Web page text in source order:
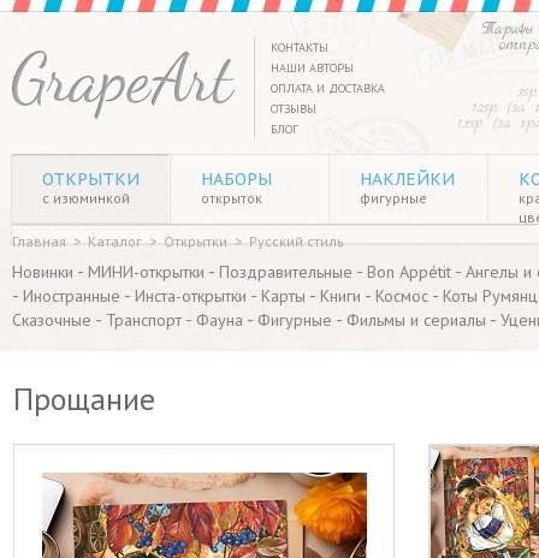
Тарифы
125р. (за
135р. (за
КОНТАКТЫ
НАШИ АВТОРЫ
ОПЛАТА И ДОСТАВКА
ОТЗЫВЫ
БЛОГ
ОТКРЫТКИ
с изюминкой
НАБОРЫ
открыток
НАКЛЕЙКИ
фигурные
Главная > Каталог > Открытки > Русский стиль
Новинки - МИНИ-открытки - Поздравительные - Bon Appétit - Ангелы
- Иностранные - Инста-открытки - Карты - Книги - Космос - Коты
Сказочные - Транспорт - Фауна - Фигурные - Фильмы и сериалы -
Прощание